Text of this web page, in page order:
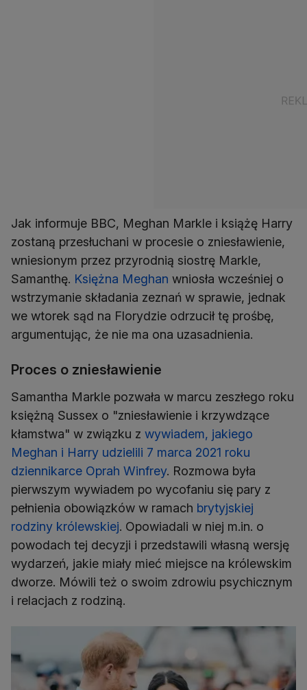
Jak informuje BBC, Meghan Markle i książę Harry
zostaną przesłuchani w procesie o zniesławienie,
wniesionym przez przyrodnią siostrę Markle,
Samanthę. Księżna Meghan wniosła wcześniej o
wstrzymanie składania zeznań w sprawie, jednak
we wtorek sąd na Florydzie odrzucił tę prośbę,
argumentując, że nie ma ona uzasadnienia.
Proces o zniesławienie
Samantha Markle pozwała w marcu zeszłego roku
księżną Sussex o "zniesławienie i krzywdzące
kłamstwa" w związku z wywiadem, jakiego
Meghan i Harry udzielili 7 marca 2021 roku
dziennikarce Oprah Winfrey. Rozmowa była
pierwszym wywiadem po wycofaniu się pary z
pełnienia obowiązków w ramach brytyjskiej
rodziny królewskiej. Opowiadali w niej m.in. o
powodach tej decyzji i przedstawili własną wersję
wydarzeń, jakie miały mieć miejsce na królewskim
dworze. Mówili też o swoim zdrowiu psychicznym
i relacjach z rodziną.